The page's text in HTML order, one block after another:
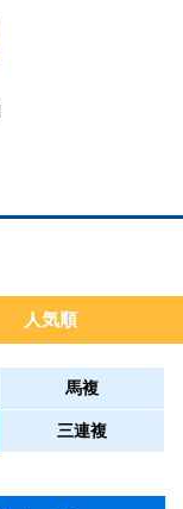
人気順
馬複
三連複